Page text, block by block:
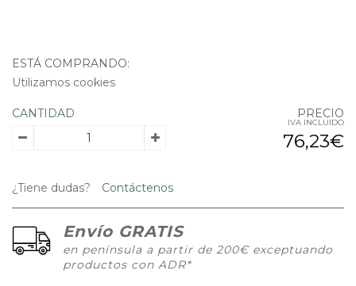
ESTÁ COMPRANDO:
Utilizamos cookies
CANTIDAD PRECIO
IVA INCLUIDO
76,23€
¿Tiene dudas? Contáctenos
Envío GRATIS
en península a partir de 200€ exceptuando
productos con ADR*